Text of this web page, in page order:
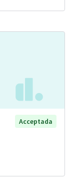
Acceptada